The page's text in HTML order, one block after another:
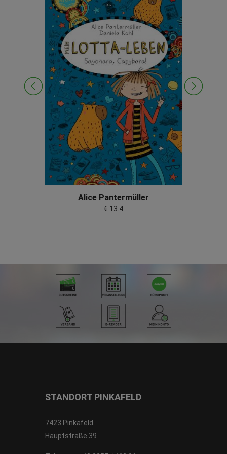
Alice Pantermüller
€ 13.4
STANDORT PINKAFELD
7423 Pinkafeld
Hauptstraße 39